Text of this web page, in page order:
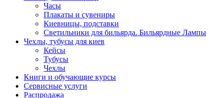
Часы
Плакаты и сувениры
Киевницы, подставки
Светильники для бильярда. Бильярдные Лампы
Чехлы, тубусы для киев
Кейсы
Тубусы
Чехлы
Книги и обучающие курсы
Сервисные услуги
Распродажа